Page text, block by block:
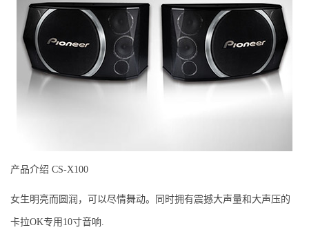
产品介绍 CS-X100
女生明亮而圆润，可以尽情舞动。同时拥有震撼大声量和大声压的
卡拉OK专用10寸音响.